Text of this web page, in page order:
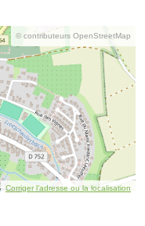
© contributeurs OpenStreetMap
Corriger l’adresse ou la localisation